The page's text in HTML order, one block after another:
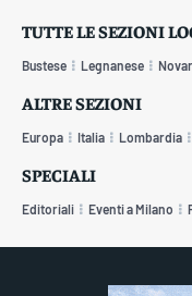
TUTTE LE SEZIONI
Bustese Legnanese
ALTRE SEZIONI
Europa Italia Lombardia
SPECIALI
Editoriali Eventi a Milano